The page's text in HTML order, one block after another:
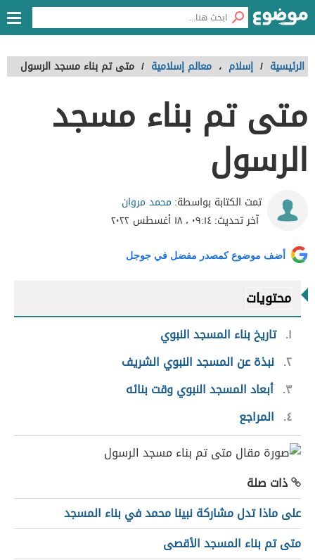
الرئيسية / إسلام ، معالم إسلامية / متى تم بناء مسجد الرسول
متى تم بناء مسجد
الرسول
تمت الكتابة بواسطة: محمد مروان
آخر تحديث:٠٩:١٤ ، ١٨ أغسطس ٢٠٢٢
أضف موضوع كمصدر مفضل في جوجل
محتويات
١ تاريخ بناء المسجد النبوي
٢ نبذة عن المسجد النبوي الشريف
٣ أبعاد المسجد النبوي وقت بنائه
٤
المراجع
ذات صلة
على ماذا تدل مشاركة نبينا محمد في بناء المسجد
متى تم بناء المسجد الأقصى